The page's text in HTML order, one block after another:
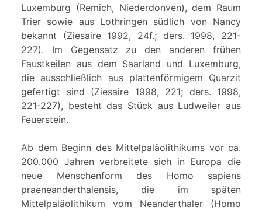
Luxemburg (Remich, Niederdonven), dem Raum
Trier sowie aus Lothringen südlich von Nancy
bekannt (Ziesaire 1992, 24f.; ders. 1998, 221-
227). Im Gegensatz zu den anderen frühen
Faustkeilen aus dem Saarland und Luxemburg,
die ausschließlich aus plattenförmigem Quarzit
gefertigt sind (Ziesaire 1998, 221; ders. 1998,
221-227), besteht das Stück aus Ludweiler aus
Feuerstein.
Ab dem Beginn des Mittelpaläolithikums vor ca.
200.000 Jahren verbreitete sich in Europa die
neue Menschenform des Homo sapiens
praeneanderthalensis, die im späten
Mittelpaläolithikum vom Neanderthaler (Homo